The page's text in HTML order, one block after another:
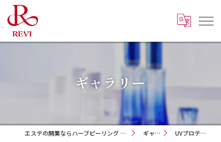
ギャラリー
エステの開業ならハーブピーリング REVI化粧品 正規取扱販売会社 ギャラリー UVプロテクトクリーム